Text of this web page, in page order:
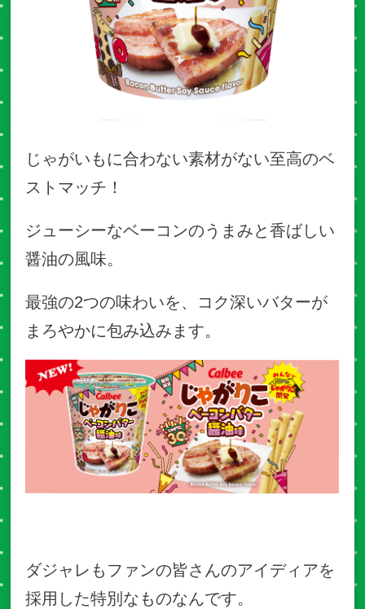
じゃがいもに合わない素材がない至高のベ
ストマッチ！
ジューシーなベーコンのうまみと香ばしい
醤油の風味。
​最強の2つの味わいを、コク深いバターが
まろやかに包み込みます。​
ダジャレもファンの皆さんのアイディアを
採用した特別なものなんです。